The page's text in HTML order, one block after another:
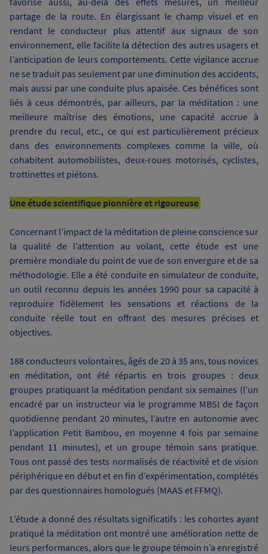
partage de la route. En élargissant le champ visuel et en
rendant le conducteur plus attentif aux signaux de son
environnement, elle facilite la détection des autres usagers et
l’anticipation de leurs comportements. Cette vigilance accrue
ne se traduit pas seulement par une diminution des accidents,
mais aussi par une conduite plus apaisée. Ces bénéfices sont
liés à ceux démontrés, par ailleurs, par la méditation : une
meilleure maîtrise des émotions, une capacité accrue à
prendre du recul, etc., ce qui est particulièrement précieux
dans des environnements complexes comme la ville, où
cohabitent automobilistes, deux-roues motorisés, cyclistes,
trottinettes et piétons.
Une étude scientifique pionnière et rigoureuse
Concernant l’impact de la méditation de pleine conscience sur
la qualité de l’attention au volant, cette étude est une
première mondiale du point de vue de son envergure et de sa
méthodologie. Elle a été conduite en simulateur de conduite,
un outil reconnu depuis les années 1990 pour sa capacité à
reproduire fidèlement les sensations et réactions de la
conduite réelle tout en offrant des mesures précises et
objectives.
188 conducteurs volontaires, âgés de 20 à 35 ans, tous novices
en méditation, ont été répartis en trois groupes : deux
groupes pratiquant la méditation pendant six semaines (l’un
encadré par un instructeur via le programme MBSI de façon
quotidienne pendant 20 minutes, l’autre en autonomie avec
l’application Petit Bambou, en moyenne 4 fois par semaine
pendant 11 minutes), et un groupe témoin sans pratique.
Tous ont passé des tests normalisés de réactivité et de vision
périphérique en début et en fin d’expérimentation, complétés
par des questionnaires homologués (MAAS et FFMQ).
L’étude a donné des résultats significatifs : les cohortes ayant
pratiqué la méditation ont montré une amélioration nette de
leurs performances, alors que le groupe témoin n’a enregistré